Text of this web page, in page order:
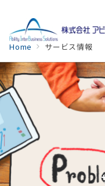
Home サービス情報